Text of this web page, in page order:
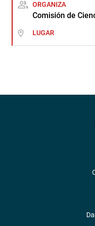
ORGANIZA
Comisión de
LUGAR